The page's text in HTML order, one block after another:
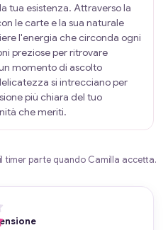
tua esistenza. Attraverso la
le carte e la sua naturale
l'energia che circonda ogni
preziose per ritrovare
momento di ascolto
si intrecciano per
più chiara del tuo
che meriti.
timer parte quando Camilla accetta.